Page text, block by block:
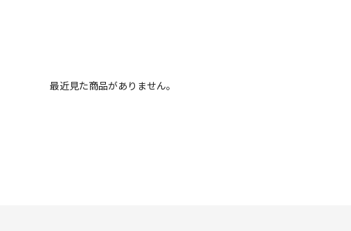
最近見た商品がありません。